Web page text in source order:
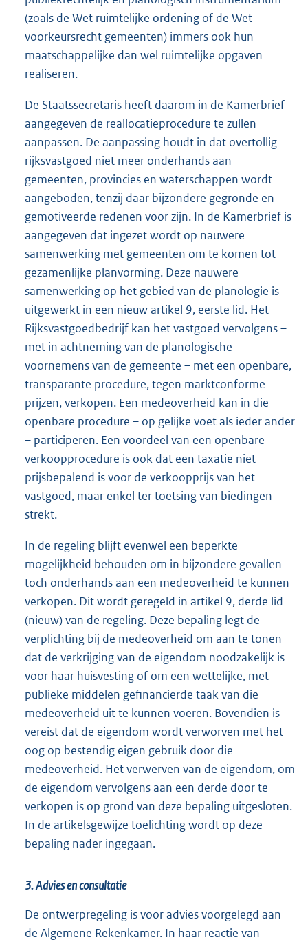
(zoals de Wet ruimtelijke ordening of de Wet
voorkeursrecht gemeenten) immers ook hun
maatschappelijke dan wel ruimtelijke opgaven
realiseren.
De Staatssecretaris heeft daarom in de Kamerbrief
aangegeven de reallocatieprocedure te zullen
aanpassen. De aanpassing houdt in dat overtollig
rijksvastgoed niet meer onderhands aan
gemeenten, provincies en waterschappen wordt
aangeboden, tenzij daar bijzondere gegronde en
gemotiveerde redenen voor zijn. In de Kamerbrief is
aangegeven dat ingezet wordt op nauwere
samenwerking met gemeenten om te komen tot
gezamenlijke planvorming. Deze nauwere
samenwerking op het gebied van de planologie is
uitgewerkt in een nieuw artikel 9, eerste lid. Het
Rijksvastgoedbedrijf kan het vastgoed vervolgens –
met in achtneming van de planologische
voornemens van de gemeente – met een openbare,
transparante procedure, tegen marktconforme
prijzen, verkopen. Een medeoverheid kan in die
openbare procedure – op gelijke voet als ieder ander
– participeren. Een voordeel van een openbare
verkoopprocedure is ook dat een taxatie niet
prijsbepalend is voor de verkoopprijs van het
vastgoed, maar enkel ter toetsing van biedingen
strekt.
In de regeling blijft evenwel een beperkte
mogelijkheid behouden om in bijzondere gevallen
toch onderhands aan een medeoverheid te kunnen
verkopen. Dit wordt geregeld in artikel 9, derde lid
(nieuw) van de regeling. Deze bepaling legt de
verplichting bij de medeoverheid om aan te tonen
dat de verkrijging van de eigendom noodzakelijk is
voor haar huisvesting of om een wettelijke, met
publieke middelen gefinancierde taak van die
medeoverheid uit te kunnen voeren. Bovendien is
vereist dat de eigendom wordt verworven met het
oog op bestendig eigen gebruik door die
medeoverheid. Het verwerven van de eigendom, om
de eigendom vervolgens aan een derde door te
verkopen is op grond van deze bepaling uitgesloten.
In de artikelsgewijze toelichting wordt op deze
bepaling nader ingegaan.
3. Advies en consultatie
De ontwerpregeling is voor advies voorgelegd aan
de Algemene Rekenkamer. In haar reactie van